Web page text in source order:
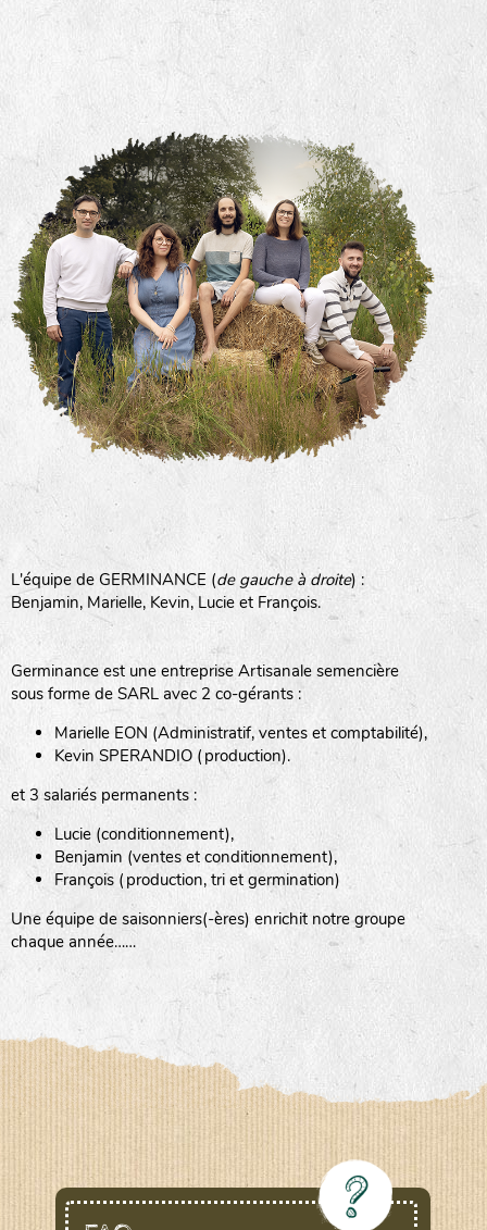
L'équipe de GERMINANCE (de gauche à droite) :
Benjamin, Marielle, Kevin, Lucie et François.
Germinance est une entreprise Artisanale semencière
sous forme de SARL avec 2 co-gérants :
Marielle EON (Administratif, ventes et comptabilité),
Kevin SPERANDIO (production).
et 3 salariés permanents :
Lucie (conditionnement),
Benjamin (ventes et conditionnement),
François (production, tri et germination)
Une équipe de saisonniers(-ères) enrichit notre groupe
chaque année……